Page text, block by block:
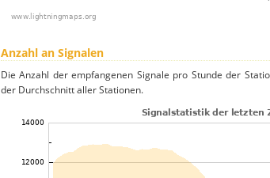
Anzahl an Signalen
Die Anzahl der empfangenen Signale pro Stunde der
der Durchschnitt aller Stationen.